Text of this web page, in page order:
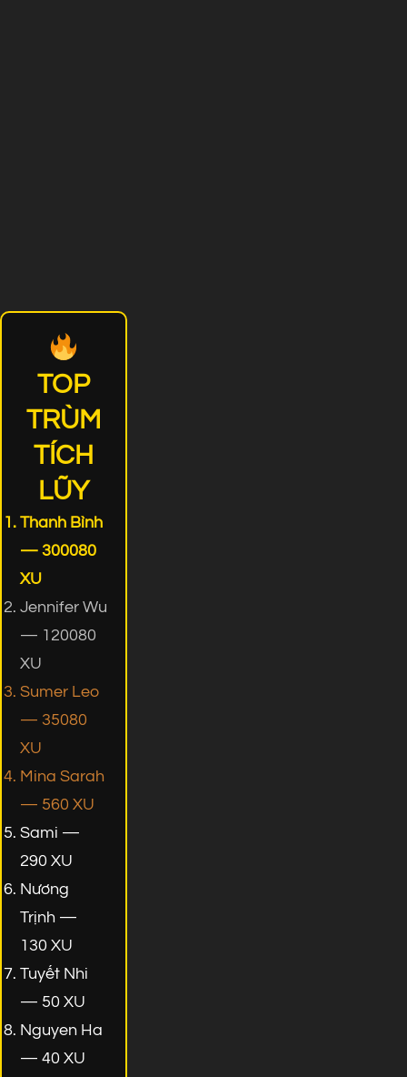
TOP
TRÙM
TÍCH
LŨY
Thanh Bình
— 300080
XU
Jennifer Wu
— 120080
XU
Sumer Leo
— 35080
XU
Mina Sarah
— 560 XU
Sami —
290 XU
Nương
Trịnh —
130 XU
Tuyết Nhi
— 50 XU
Nguyen Ha
— 40 XU